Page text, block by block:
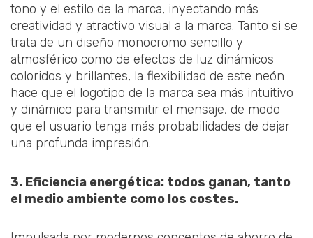
tono y el estilo de la marca, inyectando más
creatividad y atractivo visual a la marca. Tanto si se
trata de un diseño monocromo sencillo y
atmosférico como de efectos de luz dinámicos
coloridos y brillantes, la flexibilidad de este neón
hace que el logotipo de la marca sea más intuitivo
y dinámico para transmitir el mensaje, de modo
que el usuario tenga más probabilidades de dejar
una profunda impresión.
3. Eficiencia energética: todos ganan, tanto
el medio ambiente como los costes.